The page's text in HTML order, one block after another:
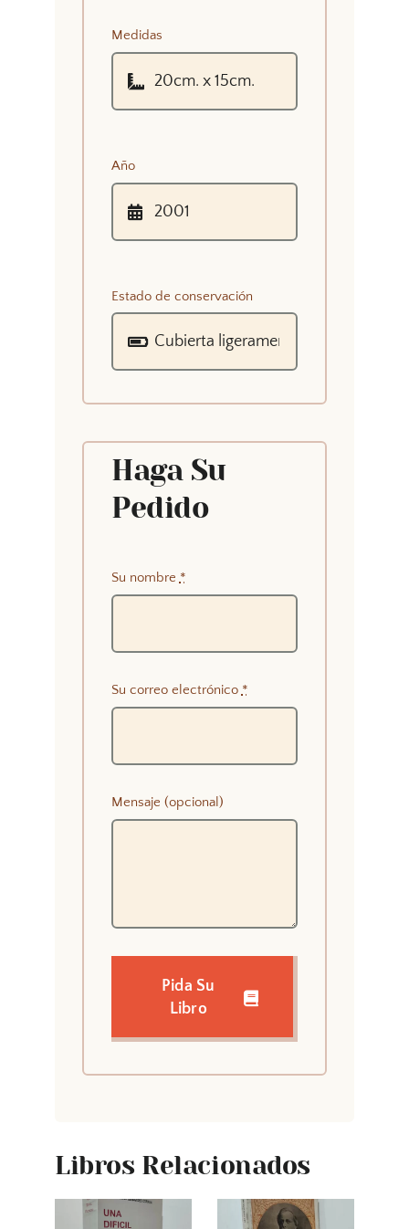
Medidas
Año
Estado de conservación
Haga Su
Pedido
Su nombre *
Su correo electrónico *
Mensaje (opcional)
Pida Su
Libro
Libros Relacionados